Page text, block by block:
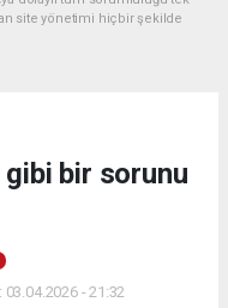
site yönetimi hiçbir şekilde
gibi bir sorunu
- 21:32